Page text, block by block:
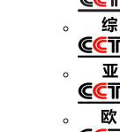
小央
前线
直播
VIP会员